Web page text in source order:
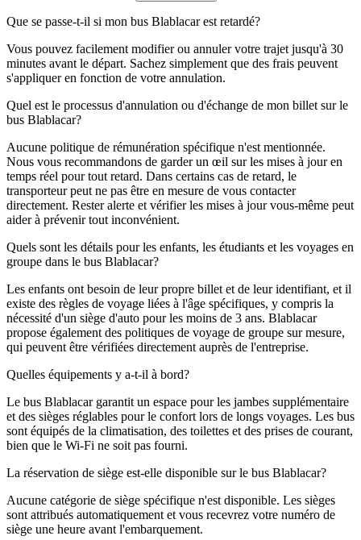
Que se passe-t-il si mon bus Blablacar est retardé?
Vous pouvez facilement modifier ou annuler votre trajet jusqu'à 30
minutes avant le départ. Sachez simplement que des frais peuvent
s'appliquer en fonction de votre annulation.
Quel est le processus d'annulation ou d'échange de mon billet sur le
bus Blablacar?
Aucune politique de rémunération spécifique n'est mentionnée.
Nous vous recommandons de garder un œil sur les mises à jour en
temps réel pour tout retard. Dans certains cas de retard, le
transporteur peut ne pas être en mesure de vous contacter
directement. Rester alerte et vérifier les mises à jour vous-même peut
aider à prévenir tout inconvénient.
Quels sont les détails pour les enfants, les étudiants et les voyages en
groupe dans le bus Blablacar?
Les enfants ont besoin de leur propre billet et de leur identifiant, et il
existe des règles de voyage liées à l'âge spécifiques, y compris la
nécessité d'un siège d'auto pour les moins de 3 ans. Blablacar
propose également des politiques de voyage de groupe sur mesure,
qui peuvent être vérifiées directement auprès de l'entreprise.
Quelles équipements y a-t-il à bord?
Le bus Blablacar garantit un espace pour les jambes supplémentaire
et des sièges réglables pour le confort lors de longs voyages. Les bus
sont équipés de la climatisation, des toilettes et des prises de courant,
bien que le Wi-Fi ne soit pas fourni.
La réservation de siège est-elle disponible sur le bus Blablacar?
Aucune catégorie de siège spécifique n'est disponible. Les sièges
sont attribués automatiquement et vous recevrez votre numéro de
siège une heure avant l'embarquement.